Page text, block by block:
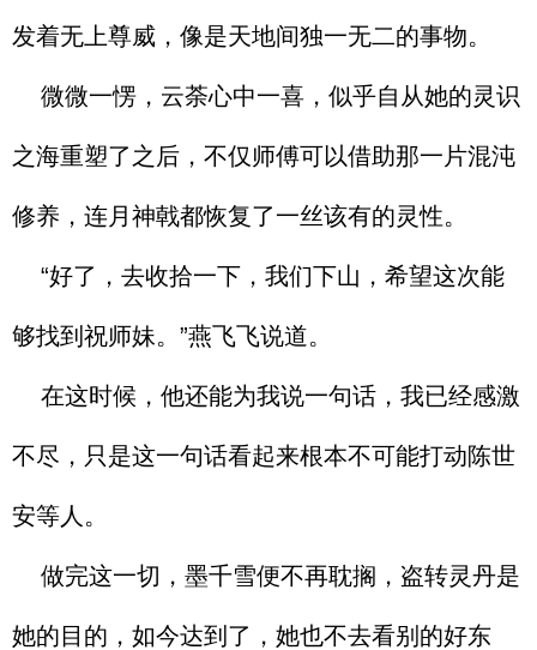
发着无上尊威，像是天地间独一无二的事物。
微微一愣，云荼心中一喜，似乎自从她的灵识
之海重塑了之后，不仅师傅可以借助那一片混沌
修养，连月神戟都恢复了一丝该有的灵性。
“好了，去收拾一下，我们下山，希望这次能
够找到祝师妹。”燕飞飞说道。
在这时候，他还能为我说一句话，我已经感激
不尽，只是这一句话看起来根本不可能打动陈世
安等人。
做完这一切，墨千雪便不再耽搁，盗转灵丹是
她的目的，如今达到了，她也不去看别的好东